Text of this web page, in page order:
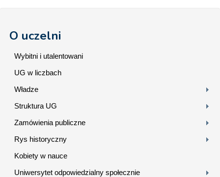
O uczelni
Wybitni i utalentowani
UG w liczbach
Władze
Struktura UG
Zamówienia publiczne
Rys historyczny
Kobiety w nauce
Uniwersytet odpowiedzialny społecznie